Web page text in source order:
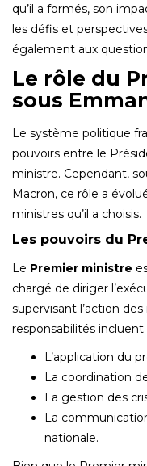
qu’il a formés, son
les défis et
également aux
Le rôle du
sous
Le système politique
pouvoirs entre le
ministre. Cependant,
Macron, ce rôle a
ministres qu’il a choisis.
Les pouvoirs du
Le Premier ministre
chargé de diriger
supervisant l’action
responsabilités incluent
L’application du
La coordination
La gestion des
La
nationale.